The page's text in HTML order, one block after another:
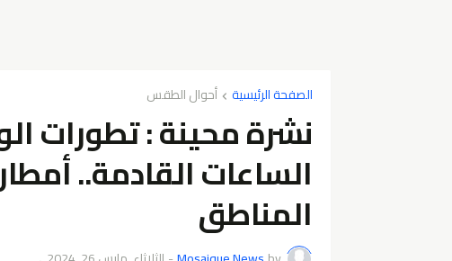
الصفحة الرئيسية أحوال الطقس
نشرة محينة : تطورات
الساعات القادمة..
المناطق